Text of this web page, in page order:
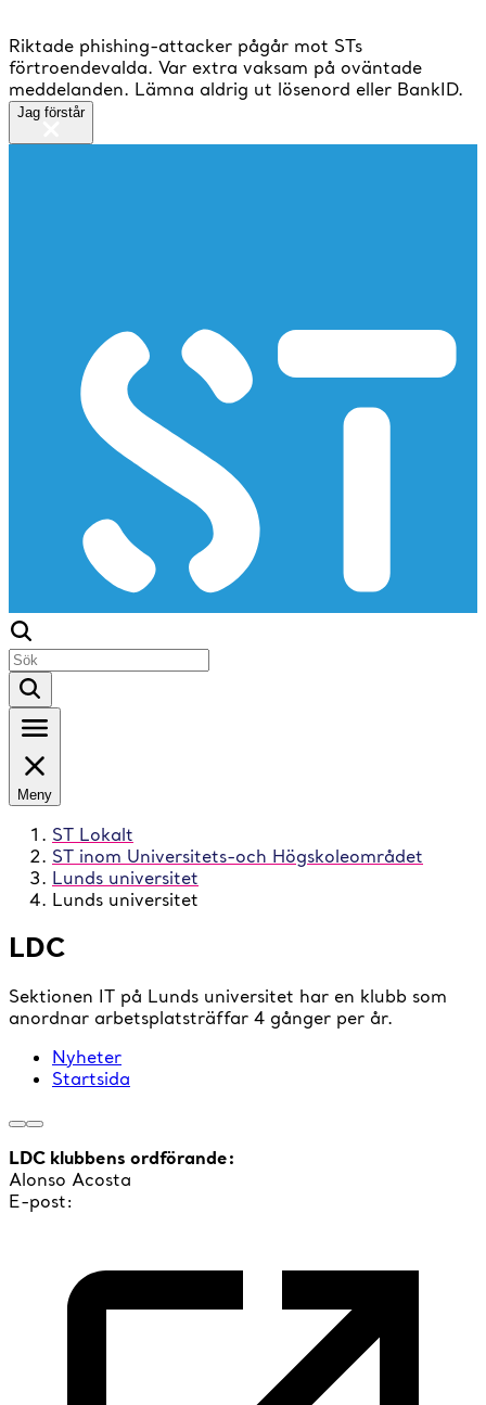
Riktade phishing-attacker pågår mot STs
förtroendevalda. Var extra vaksam på oväntade
meddelanden. Lämna aldrig ut lösenord eller BankID.
Jag förstår
Meny
ST Lokalt
ST inom Universitets-och Högskoleområdet
Lunds universitet
Lunds universitet
LDC
Sektionen IT på Lunds universitet har en klubb som
anordnar arbetsplatsträffar 4 gånger per år.
Nyheter
Startsida
LDC klubbens ordförande:
Alonso Acosta
E-post: